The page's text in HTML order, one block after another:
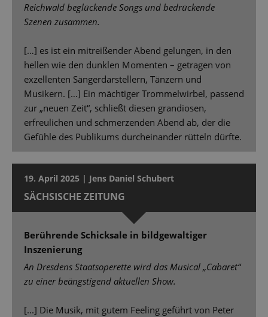
Reichwald beglückende Songs und bedrückende
Szenen zusammen.
[…] es ist ein mitreißender Abend gelungen, in den
hellen wie den dunklen Momenten – getragen von
exzellenten Sängerdarstellern, Tänzern und
Musikern. […] Ein mächtiger Trommelwirbel, passend
zur „neuen Zeit“, schließt diesen grandiosen,
erfreulichen und schmerzenden Abend ab, der die
Gefühle des Publikums durcheinander rütteln dürfte.
19. April 2025 | Jens Daniel Schubert
SÄCHSISCHE ZEITUNG
Berührende Schicksale in bildgewaltiger
Inszenierung
An Dresdens Staatsoperette wird das Musical „Cabaret“
zu einer beängstigend aktuellen Show.
[...] Die Musik, mit gutem Feeling geführt von Peter